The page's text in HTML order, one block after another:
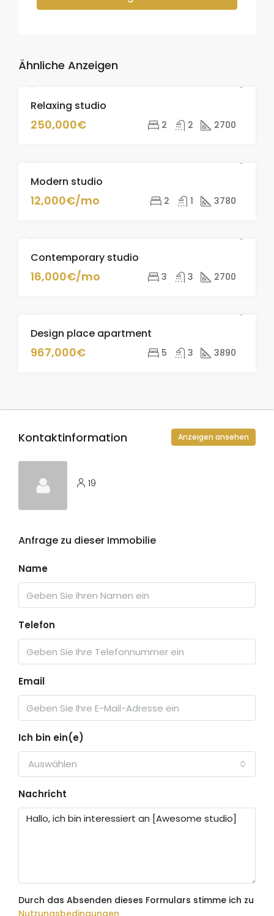
Ähnliche Anzeigen
Relaxing studio
250,000€ 2 2 2700
Modern studio
12,000€/mo 2 1 3780
Contemporary studio
16,000€/mo 3 3 2700
Design place apartment
967,000€ 5 3 3890
Kontaktinformation Anzeigen ansehen
19
Anfrage zu dieser Immobilie
Name
Telefon
Email
Ich bin ein(e)
Auswählen
Nachricht
Durch das Absenden dieses Formulars stimme ich zu